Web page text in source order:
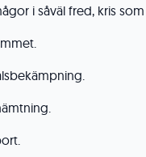
i såväl fred, kris